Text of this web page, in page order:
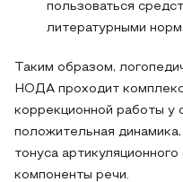
пользоваться
литературными
Таким образом,
НОДА проходит
коррекционной работы у
положительная
тонуса
компоненты речи.